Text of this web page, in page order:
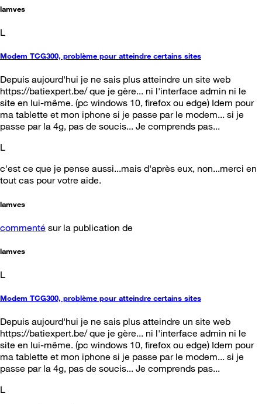
lamves
L
Modem TCG300, problème pour atteindre certains sites
Depuis aujourd'hui je ne sais plus atteindre un site web
https://batiexpert.be/ que je gère... ni l'interface admin ni le
site en lui-même. (pc windows 10, firefox ou edge) Idem pour
ma tablette et mon iphone si je passe par le modem... si je
passe par la 4g, pas de soucis... Je comprends pas...
L
c'est ce que je pense aussi...mais d'après eux, non...merci en
tout cas pour votre aide.
lamves
commenté sur la publication de
lamves
L
Modem TCG300, problème pour atteindre certains sites
Depuis aujourd'hui je ne sais plus atteindre un site web
https://batiexpert.be/ que je gère... ni l'interface admin ni le
site en lui-même. (pc windows 10, firefox ou edge) Idem pour
ma tablette et mon iphone si je passe par le modem... si je
passe par la 4g, pas de soucis... Je comprends pas...
L